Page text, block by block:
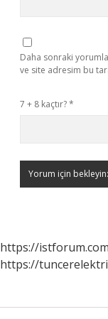
Daha sonraki
ve site adresim bu
7 + 8 kaçtır?*
https://
https://